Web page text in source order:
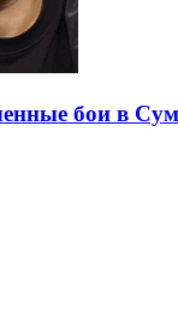
бои в